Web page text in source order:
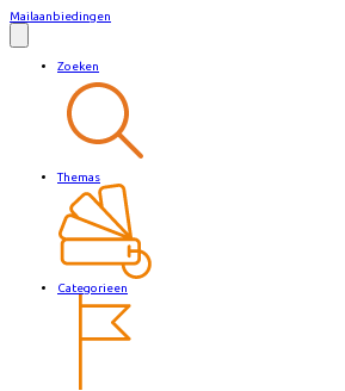
Mailaanbiedingen
Zoeken
Themas
Categorieen